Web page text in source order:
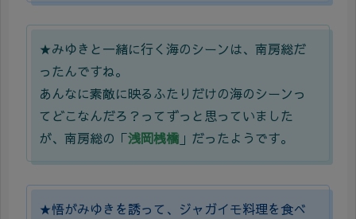
★みゆきと一緒に行く海のシーンは、南房総だ
ったんですね。
あんなに素敵に映るふたりだけの海のシーンっ
てどこなんだろ？ってずっと思っていました
が、南房総の「浅岡桟橋 」だったようです。
★悟がみゆきを誘って、ジャガイモ料理を食べ